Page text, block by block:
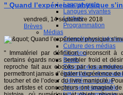
Langue orale
Langues vivantes
Lecture
Programmation
Médias
Compétences
Culture des médias
Curation
Droits
Education aux médias
Information et
Identité numérique
Internet responsable
" Quand l’expérience physique
vendredi, 14 septembre 2018
Brèves
" Immatériel par définition, circonscrit à
certains égards nous sembler froid et
reproche fait aux ebooks par les
permettront jamais d’égaler l’expérience
toucher et de l’odeur du livre manipulé.
des artistes et concepteurs ont imaginé